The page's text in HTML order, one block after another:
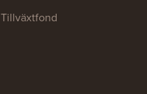
Tillväxtfond